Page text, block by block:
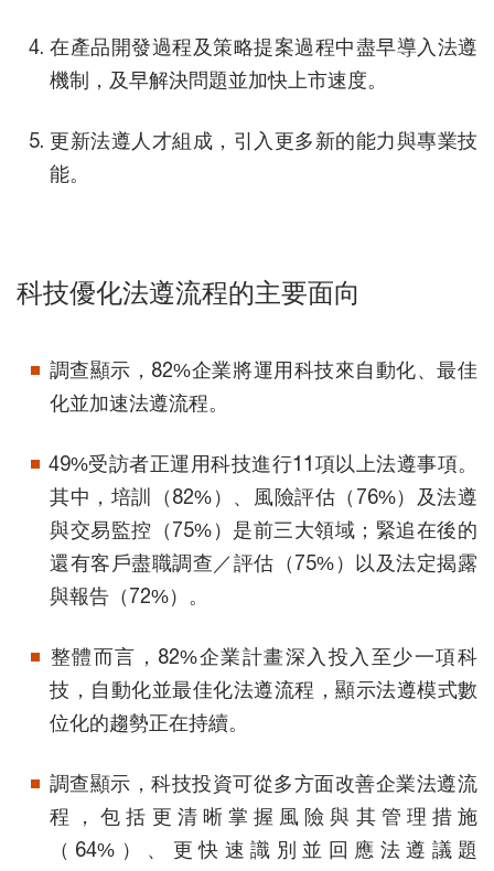
在產品開發過程及策略提案過程中盡早導入法遵
機制，及早解決問題並加快上市速度。
更新法遵人才組成，引入更多新的能力與專業技
能。
科技優化法遵流程的主要面向
調查顯示，82%企業將運用科技來自動化、最佳
化並加速法遵流程。
49%受訪者正運用科技進行11項以上法遵事項。
其中，培訓（82%）、風險評估（76%）及法遵
與交易監控（75%）是前三大領域；緊追在後的
還有客戶盡職調查／評估（75%）以及法定揭露
與報告（72%）。
整體而言，82%企業計畫深入投入至少一項科
技，自動化並最佳化法遵流程，顯示法遵模式數
位化的趨勢正在持續。
調查顯示，科技投資可從多方面改善企業法遵流
程，包括更清晰掌握風險與其管理措施
（64%）、更快速識別並回應法遵議題